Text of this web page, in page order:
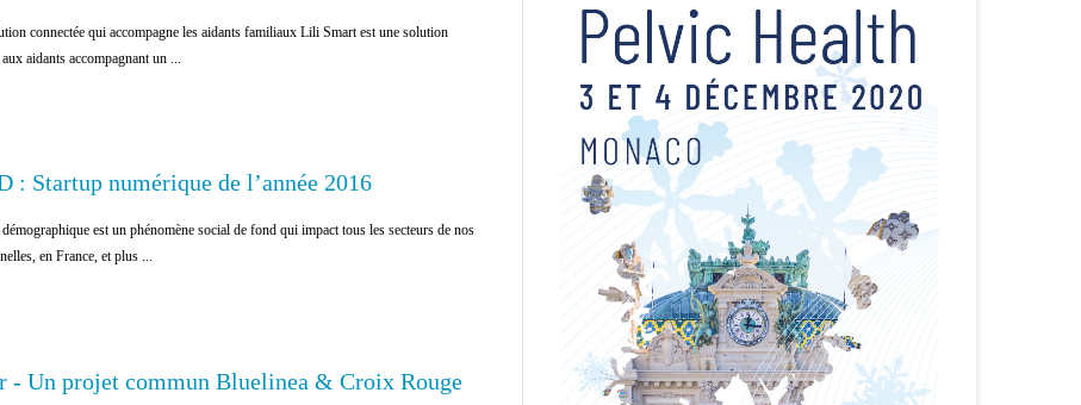
connectée qui accompagne les aidants familiaux Lili Smart est une solution
aidants accompagnant un ...
: Startup numérique de l’année 2016
est un phénomène social de fond qui impact tous les secteurs de nos
en France, et plus ...
- Un projet commun Bluelinea & Croix Rouge